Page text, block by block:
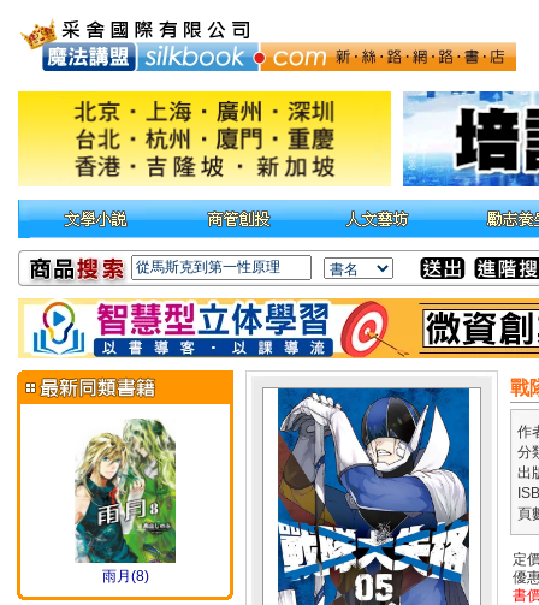
雨月(8)
戰
作
分
出
頁
定
優
書